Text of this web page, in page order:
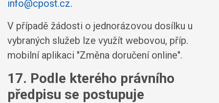
info@cpost.cz.
V případě žádosti o jednorázovou dosílku u
vybraných služeb lze využít webovou, příp.
mobilní aplikaci "Změna doručení online".
17. Podle kterého právního
předpisu se postupuje